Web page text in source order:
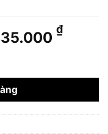
₫.
₫Giá
là:
số lượng